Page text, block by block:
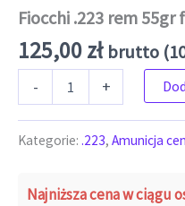
Fiocchi .223 rem 55gr
125,00zł brutto (
-
ilość Fiocchi .223 rem 55gr fmj
+
Kategorie: .223, Amunicja
Najniższa cena w ciągu